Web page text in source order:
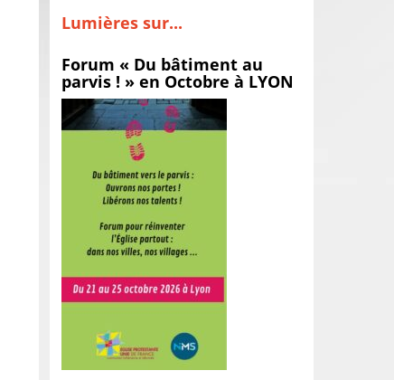
Lumières sur...
Forum « Du bâtiment au
parvis ! » en Octobre à LYON